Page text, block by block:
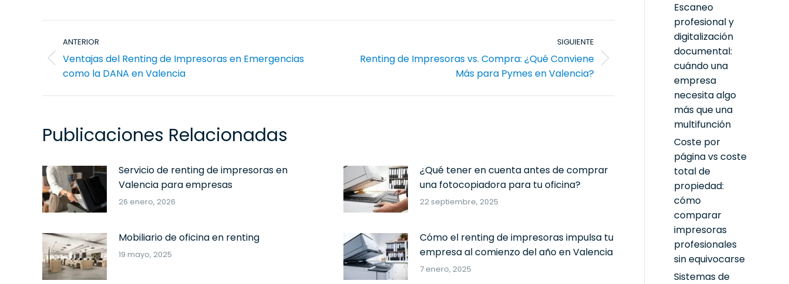
Navegación
entre
publicaciones
ANTERIOR
Publicación
anterior:
Ventajas del Renting de Impresoras en Emergencias
como la DANA en Valencia
SIGUIENTE
Publicación
Renting de Impresoras vs. Compra: ¿Qué Conviene
Más para Pymes en Valencia?
Publicaciones Relacionadas
Servicio de renting de impresoras en
Valencia para empresas
26 enero, 2026
¿Qué tener en cuenta antes de comprar
una fotocopiadora para tu oficina?
22 septiembre, 2025
Mobiliario de oficina en renting
19 mayo, 2025
Cómo el renting de impresoras impulsa tu
empresa al comienzo del año en Valencia
7 enero, 2025
Escaneo
profesional y
digitalización
documental:
cuándo una
empresa
necesita algo
más que una
multifunción
Coste por
página vs coste
total de
propiedad:
cómo
comparar
impresoras
profesionales
sin equivocarse
Sistemas de